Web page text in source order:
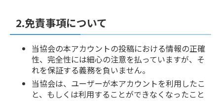
2.免責事項について
当協会の本アカウントの投稿における情報の正確
性、完全性には細心の注意を払っていますが、そ
れを保証する義務を負いません。
当協会は、ユーザーが本アカウントを利用したこ
と、もしくは利用することができなくなったこと